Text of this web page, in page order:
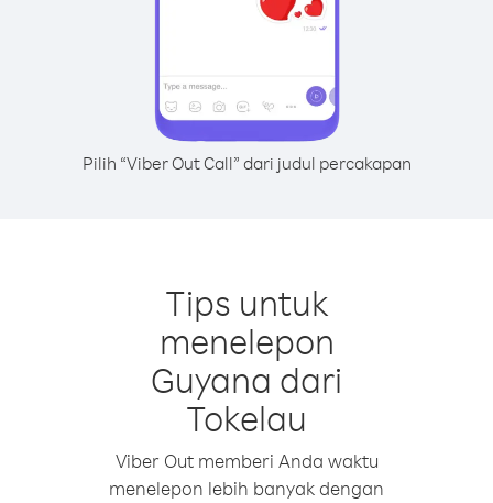
Pilih “Viber Out Call” dari judul percakapan
Tips untuk
menelepon
Guyana dari
Tokelau
Viber Out memberi Anda waktu
menelepon lebih banyak dengan